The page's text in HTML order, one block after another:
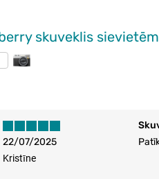
skuveklis sievietēm
22/07/2025
Kristīne